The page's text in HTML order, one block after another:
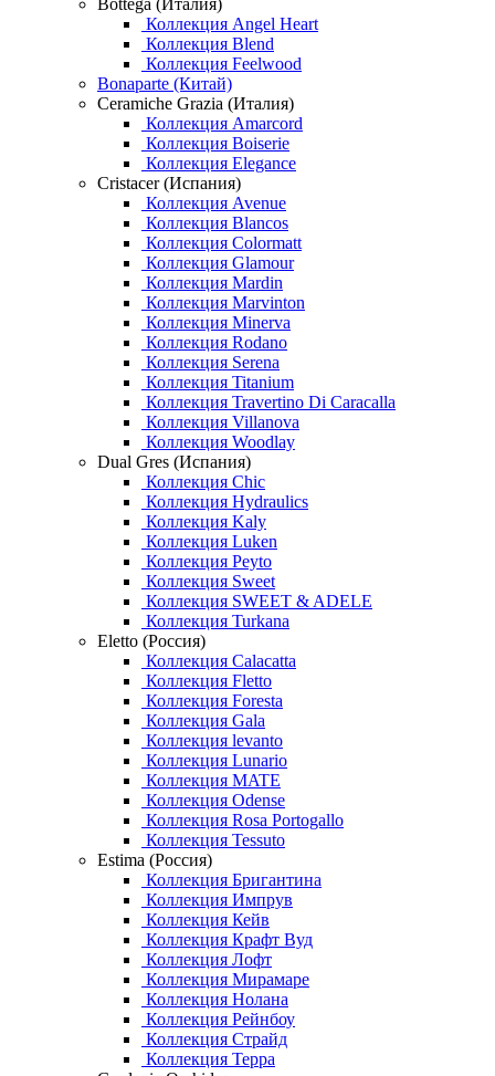
Bottega (Италия)
Коллекция Angel Heart
Коллекция Blend
Коллекция Feelwood
Bonaparte (Китай)
Ceramiche Grazia (Италия)
Коллекция Amarcord
Коллекция Boiserie
Коллекция Elegance
Cristacer (Испания)
Коллекция Avenue
Коллекция Blancos
Коллекция Colormatt
Коллекция Glamour
Коллекция Mardin
Коллекция Marvinton
Коллекция Minerva
Коллекция Rodano
Коллекция Serena
Коллекция Titanium
Коллекция Travertino Di Caracalla
Коллекция Villanova
Коллекция Woodlay
Dual Gres (Испания)
Коллекция Chic
Коллекция Hydraulics
Коллекция Kaly
Коллекция Luken
Коллекция Peyto
Коллекция Sweet
Коллекция SWEET & ADELE
Коллекция Turkana
Eletto (Россия)
Коллекция Calacatta
Коллекция Fletto
Коллекция Foresta
Коллекция Gala
Коллекция levanto
Коллекция Lunario
Коллекция MATE
Коллекция Odense
Коллекция Rosa Portogallo
Коллекция Tessuto
Estima (Россия)
Коллекция Бригантина
Коллекция Импрув
Коллекция Кейв
Коллекция Крафт Вуд
Коллекция Лофт
Коллекция Мирамаре
Коллекция Нолана
Коллекция Рейнбоу
Коллекция Страйд
Коллекция Терра